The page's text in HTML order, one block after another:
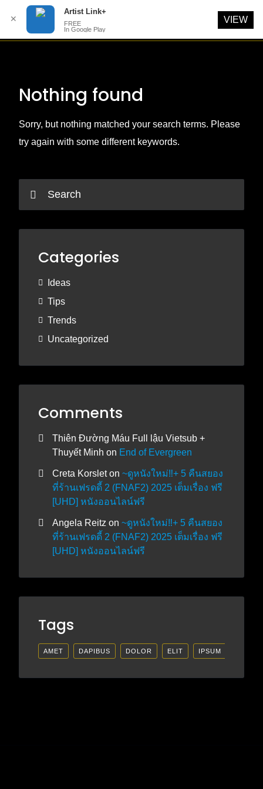
Nothing found
Sorry, but nothing matched your search terms. Please
try again with some different keywords.
Categories
Ideas
Tips
Trends
Uncategorized
Comments
Thiên Đường Máu Full lậu Vietsub +
Thuyết Minh on End of Evergreen
Creta Korsleton ~ดูหนังใหม่‼️+ 5 คืนสยอง
ที่ร้านเฟรดดี้ 2 (FNAF2) 2025 เต็มเรื่อง ฟรี
[UHD] หนังออนไลน์ฟรี
Angela Reitz on ~ดูหนังใหม่‼️+ 5 คืนสยอง
ที่ร้านเฟรดดี้ 2 (FNAF2) 2025 เต็มเรื่อง ฟรี
[UHD] หนังออนไลน์ฟรี
Tags
AMET DAPIBUS DOLOR ELIT IPSUM
✕
Artist Link+
FREE
In Google Play
VIEW